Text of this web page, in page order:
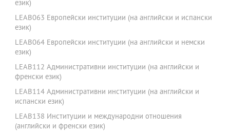
език)
LEAB063 Европейски институции (на английски и испански
език)
LEAB064 Европейски институции (на английски и немски
език)
LEAB112 Административни институции (на английски и
френски език)
LEAB114 Административни институции (на английски и
испански език)
LEAB138 Институции и международни отношения
(английски и френски език)